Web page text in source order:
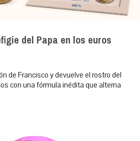
del Papa en los euros
de Francisco y devuelve el rostro del
con una fórmula inédita que alterna